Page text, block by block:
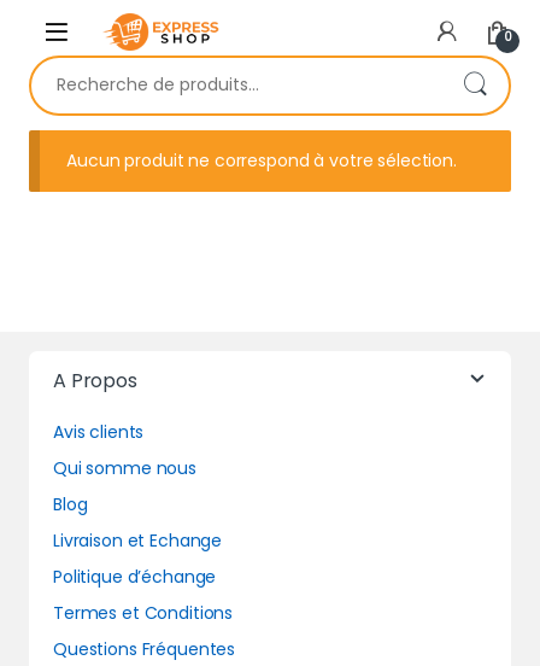
Skip to navigation
Skip to content
0
Recherche pour :
Aucun produit ne correspond à votre sélection.
A Propos
Avis clients
Qui somme nous
Blog
Livraison et Echange
Politique d’échange
Termes et Conditions
Questions Fréquentes